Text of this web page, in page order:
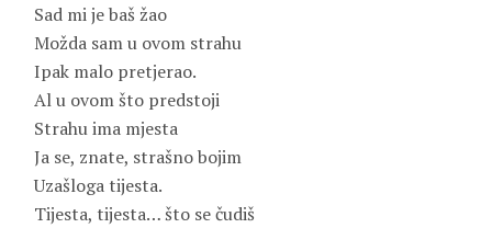
Sad mi je baš žao
Možda sam u ovom strahu
Ipak malo pretjerao.
Al u ovom što predstoji
Strahu ima mjesta
Ja se, znate, strašno bojim
Uzašloga tijesta.
Tijesta, tijesta… što se čudiš